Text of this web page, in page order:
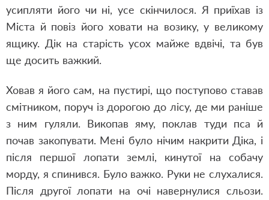
усипляти його чи ні, усе скінчилося. Я приїхав із
Міста й повіз його ховати на возику, у великому
ящику. Дік на старість усох майже вдвічі, та був
ще досить важкий.
Ховав я його сам, на пустирі, що поступово ставав
смітником, поруч із дорогою до лісу, де ми раніше
з ним гуляли. Викопав яму, поклав туди пса й
почав закопувати. Мені було нічим накрити Діка, і
після першої лопати землі, кинутої на собачу
морду, я спинився. Було важко. Руки не слухалися.
Після другої лопати на очі навернулися сльози.